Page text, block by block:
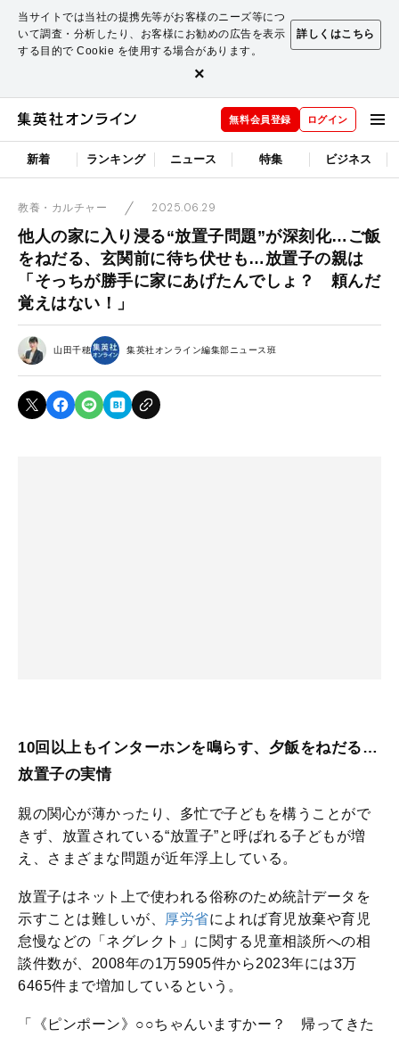
当サイトでは当社の提携先等がお客様のニーズ等につ
いて調査・分析したり、お客様にお勧めの広告を表示
する目的で Cookie を使用する場合があります。
詳しくはこちら
×
無料会員登録 ログイン
新着 ランキング ニュース 特集 ビジネス
教養・カルチャー 2025.06.29
他人の家に入り浸る“放置子問題”が深刻化…ご飯
をねだる、玄関前に待ち伏せも…放置子の親は
「そっちが勝手に家にあげたんでしょ？ 頼んだ
覚えはない！」
山田千穂 集英社オンライン編集部ニュース班
10回以上もインターホンを鳴らす、夕飯をねだる…
放置子の実情
親の関心が薄かったり、多忙で子どもを構うことがで
きず、放置されている“放置子”と呼ばれる子どもが増
え、さまざまな問題が近年浮上している。
放置子はネット上で使われる俗称のため統計データを
示すことは難しいが、
厚労省によれば育児放棄や育児
怠慢などの「ネグレクト」に関する児童相談所への相
談件数が、2008年の1万5905件から2023年には3万
6465件まで増加しているという。
「《ピンポーン》○○ちゃんいますかー？ 帰ってきた